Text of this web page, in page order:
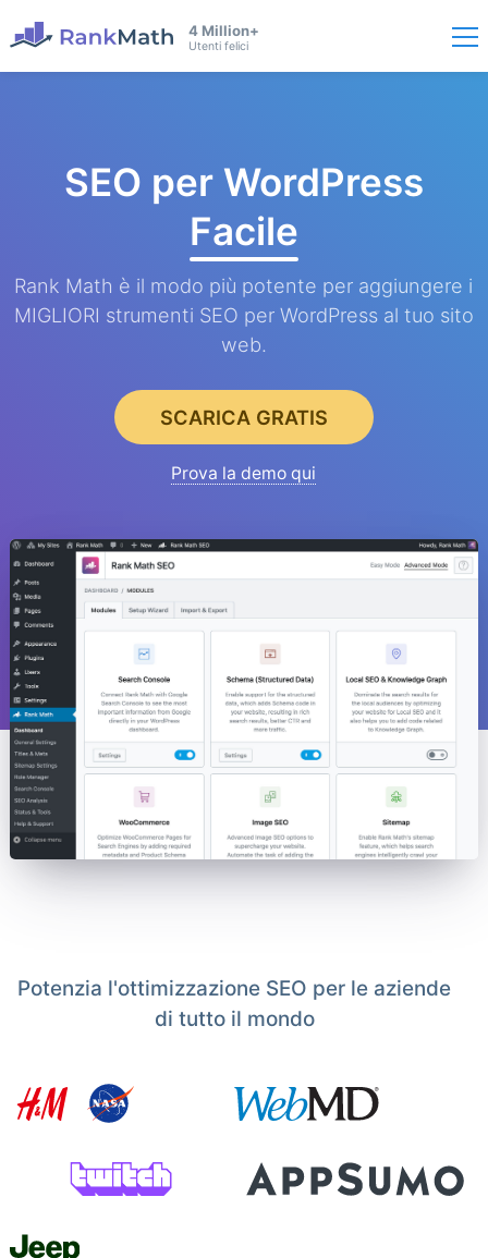
4 Million+
Utenti felici
SEO per WordPress
Facile
Rank Math è il modo più potente per aggiungere i
MIGLIORI strumenti SEO per WordPress al tuo sito
web.
SCARICA GRATIS
Prova la demo qui
Potenzia l'ottimizzazione SEO per le aziende
di tutto il mondo